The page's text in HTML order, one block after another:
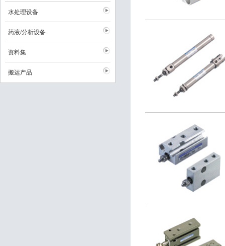
水处理设备
药液/分析设备
资料集
搬运产品